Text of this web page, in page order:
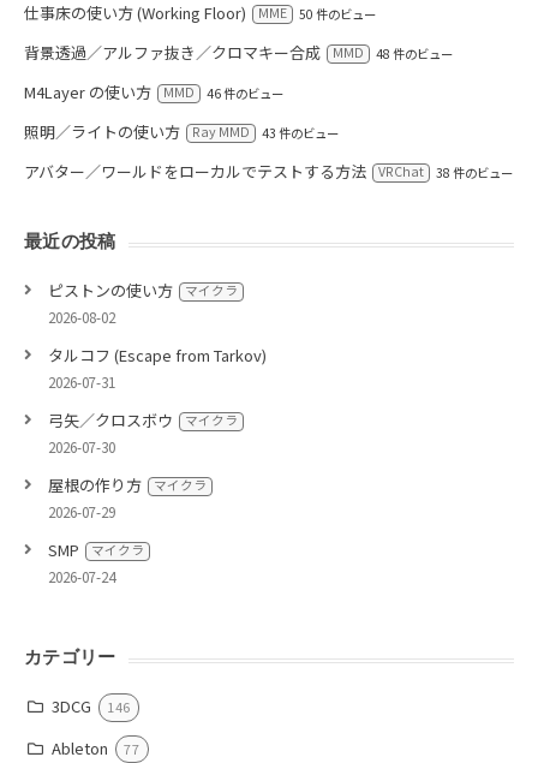
仕事床の使い方 (Working Floor) MME 50 件のビュー
背景透過／アルファ抜き／クロマキー合成 MMD 48 件のビュー
M4Layer の使い方 MMD 46 件のビュー
照明／ライトの使い方 Ray MMD 43 件のビュー
アバター／ワールドをローカルでテストする方法 VRChat 38 件のビュー
最近の投稿
ピストンの使い方 マイクラ
2026-08-02
タルコフ (Escape from Tarkov)
2026-07-31
弓矢／クロスボウ マイクラ
2026-07-30
屋根の作り方 マイクラ
2026-07-29
SMP マイクラ
2026-07-24
カテゴリー
3DCG 146
Ableton 77